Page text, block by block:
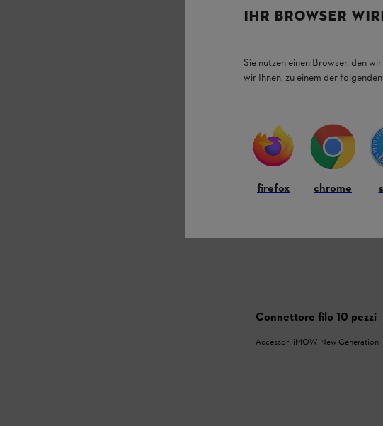
554,00 €*
Connettore filo 10 pezzi
Accessori iMOW New Generation
IHR BROWSER
Sie nutzen einen Browser, den
wir Ihnen, zu einem der
firefox chrome